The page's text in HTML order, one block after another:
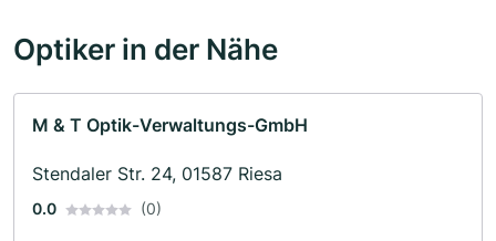
Optiker in der Nähe
M & T Optik-Verwaltungs-GmbH
Stendaler Str. 24, 01587 Riesa
0.0 (0)